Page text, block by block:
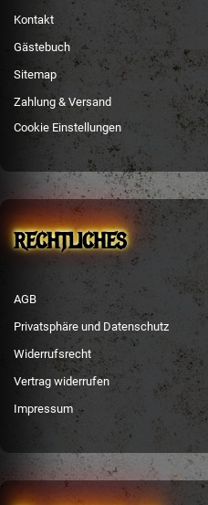
Kontakt
Gästebuch
Sitemap
Zahlung & Versand
Cookie Einstellungen
RECHTLICHES
AGB
Privatsphäre und Datenschutz
Widerrufsrecht
Vertrag widerrufen
Impressum